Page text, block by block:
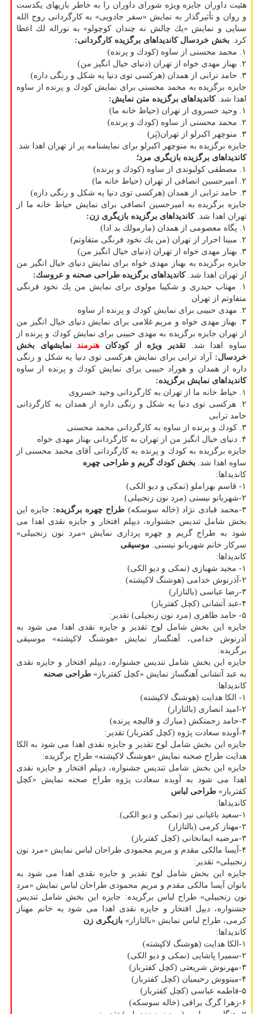
هئیت داوران جایزه ویژه شورای داوران را به خاطر بازیهای یكدست
و روان و تأثیرگذار به نمایش «سفر جادویی» به كارگردانی روح الله
سنایی و نمایش «یك چالش نه چندان كوچولو» به نوراله لك اعطا
كرد. بخش خردسال كاندیداهای برگزیده كارگردانی:
۱. محمد محسنی از ساوه (كودك و پرنده)
۲. بهناز مهدی خواه از تهران (دنیای خیال انگیز من)
۳. حامد ترابی از همدان (هركسی توی دنیا یه شكل و رنگی داره)
جایزه برگزیده به محمد محسنی برای نمایش كودك و پرنده از ساوه
اهدا شد.كاندیداهای برگزیده متن نمایش:
۱. وحید خسروی از تهران (حیاط خانه ما)
۲. محمد محسنی از ساوه (كودك و پرنده)
۳. منوچهر اكبرلو از تهران(پَر)
جایزه برگزیده به منوچهر اكبرلو برای نمایشنامه پر از تهران اهدا شد.
كاندیداهای برگزیده بازیگری مرد؛
۱. مصطفی كولیوندی از ساوه (كودك و پرنده)
۲. امیرحسین انصافی از تهران (حیاط خانه ما)
۳. حامد ترابی از همدان (هركسی توی دنیا یه شكل و رنگی داره)
جایزه برگزیده به امیرحسین انصافی برای نمایش حیاط خانه ما از
تهران اهدا شد.كاندیداهای برگزیده بازیگری زن:
۱. پگاه معصومی از همدان (مارمولك بد ادا)
۲. مبینا احرار از تهران (من یك نخود فرنگی متفاوتم)
۳. بهناز مهدی خواه از تهران (دنیای خیال انگیز من)
جایزه برگزیده به بهناز مهدی خواه برای نمایش دنیای خیال انگیز من
از تهران اهدا شد.كاندیداهای برگزیده طراحی صحنه و عروسك:
۱. مهتاب حیدری و شكیبا مولوی برای نمایش من یك نخود فرنگی
متفاوتم از تهران
۲. مهدی حبیبی برای نمایش كودك و پرنده از ساوه
۳. بهناز مهدی خواه و مریم غلامی برای نمایش دنیای خیال انگیز من
از تهران جایزه برگزیده به مهدی حبیبی برای نمایش كودك و پرنده از
ساوه اهدا شد. تقدیر ویژه از كودكان هنرمندنمایشهای بخش
خردسال:
آراد ترابی برای نمایش هركسی توی دنیا یه شكل و رنگی
داره از همدان و هوراد حبیبی برای نمایش كودك و پرنده از ساوه
كاندیداهای نمایش برگزیده:
۱. حیاط خانه ما از تهران به كارگردانی وحید خسروی
۲. هركسی توی دنیا یه شكل و رنگی داره از همدان به كارگردانی
حامد ترابی
۳. كودك و پرنده از ساوه به كارگردانی محمد محسنی
۴. دنیای خیال انگیز من از تهران به كارگردانی بهناز مهدی خواه
جایزه برگزیده به كودك و پرنده به كارگردانی آقای محمد محسنی از
ساوه اهدا شد. بخش كودكگریم و طراحی چهره
كاندیداها:
۱- قاسم بهراملو (نمكی و دیو الكی)
۲-شهربانو نیسنی (مرد نون زنجبیلی)
۳-محمد قبادی نژاد (خاله سوسكه)
طراح چهره برگزیده: جایزه این
بخش شامل تندیس جشنواره، دیپلم افتخار و جایزه نقدی اهدا می
شود به طراح گریم و چهره پردازی نمایش «مرد نون زنجبیلی»
سركار خانم شهربانو نیسنی. موسیقی
كاندیداها:
۱- مجید شهبازی (نمكی و دیو الكی)
۲-آذرنوش خدامی (هوشنگ لاكپشته)
۳-رضا عباسی (بالتازار)
۴-عبد آتشانی (كچل كفترباز)
۵- حامد طاهری (مرد نون زنجیلی) تقدیر:
جایزه این بخش شامل لوح تقدیر و جایزه نقدی اهدا می شود به
آذرنوش خدامی، آهنگساز نمایش «هوشنگ لاكپشته» موسیقی
برگزیده:
جایزه این بخش شامل تندیس جشنواره، دیپلم افتخار و جایزه نقدی
به عبد آتشانی آهنگساز نمایش «كچل كفترباز» طراحی صحنه
كاندیداها:
۱- الكا هدایت (هوشنگ لاكپشته)
۲-امید انصاری (بالتازار)
۳-حامد زحمتكش (مبارك و قالیچه پرنده)
۴-آویده سعادت پژوه (كچل كفترباز) تقدیر:
جایزه این بخش شامل لوح تقدیر و جایزه نقدی اهدا می شود به الكا
هدایت طراح صحنه نمایش «هوشنگ لاكپشته» طراح برگزیده:
جایزه این بخش شامل تندیس جشنواره، دیپلم افتخار و جایزه نقدی
اهدا می شود به آویده سعادت پژوه طراح صحنه نمایش «كچل
كفترباز» طراحی لباس
كاندیداها:
۱-سعید باغبانی نیر (نمكی و دیو الكی).
۲-مهناز كرمی (بالتازار)
۳-مرضیه ایمانخانی (كچل كفترباز)
۴-آیسا مالكی مقدم و مریم محمودی طراحان لباس نمایش «مرد نون
زنجبیلی» تقدیر:
جایزه این بخش شامل لوح تقدیر و جایزه نقدی اهدا می شود به
بانوان آیسا مالكی مقدم و مریم محمودی طراحان لباس نمایش «مرد
نون زنجبیلی» طراح لباس برگزیده: جایزه این بخش شامل تندیس
جشنواره، دیپل افتخار و جایزه نقدی اهدا می شود به خانم مهناز
كرمی، طراح لباس نمایش «بالتازار» بازیگری زن
كاندیداها:
۱-الكا هدایت (هوشنگ لاكپشته)
۲-سمیرا پاشایی (نمكی و دیو الكی)
۳-مهرنوش شریعتی (كچل كفترباز)
۴-مینووش رحیمیان (كچل كفترباز)
۵-فاطمه عباسی (كچل كفترباز)
۶-زهرا گرگ یراقی (خاله سوسكه)